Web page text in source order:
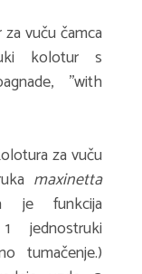
vuču čamca
kolotur s
''with
za vuču
maxinetta
je funkcija
jednostruki
tumačenje.)